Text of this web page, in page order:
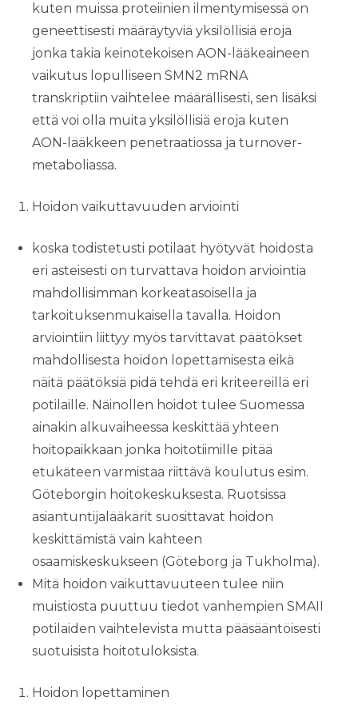
kuten muissa proteiinien ilmentymisessä on
geneettisesti määräytyviä yksilöllisiä eroja
jonka takia keinotekoisen AON-lääkeaineen
vaikutus lopulliseen SMN2 mRNA
transkriptiin vaihtelee määrällisesti, sen lisäksi
että voi olla muita yksilöllisiä eroja kuten
AON-lääkkeen penetraatiossa ja turnover-
metaboliassa.
Hoidon vaikuttavuuden arviointi
koska todistetusti potilaat hyötyvät hoidosta
eri asteisesti on turvattava hoidon arviointia
mahdollisimman korkeatasoisella ja
tarkoituksenmukaisella tavalla. Hoidon
arviointiin liittyy myös tarvittavat päätökset
mahdollisesta hoidon lopettamisesta eikä
näitä päätöksiä pidä tehdä eri kriteereillä eri
potilaille. Näinollen hoidot tulee Suomessa
ainakin alkuvaiheessa keskittää yhteen
hoitopaikkaan jonka hoitotiimille pitää
etukäteen varmistaa riittävä koulutus esim.
Göteborgin hoitokeskuksesta. Ruotsissa
asiantuntijalääkärit suosittavat hoidon
keskittämistä vain kahteen
osaamiskeskukseen (Göteborg ja Tukholma).
Mitä hoidon vaikuttavuuteen tulee niin
muistiosta puuttuu tiedot vanhempien SMAII
potilaiden vaihtelevista mutta pääsääntöisesti
suotuisista hoitotuloksista.
Hoidon lopettaminen